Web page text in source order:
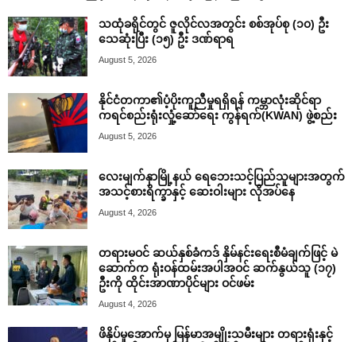
သထုံခရိုင်တွင် ဇူလိုင်လအတွင်း စစ်အုပ်စု (၁၀) ဦး
သေဆုံးပြီး (၁၅) ဦး ဒဏ်ရာရ
August 5, 2026
နိုင်ငံတကာ၏ပံ့ပိုးကူညီမှုရရှိရန် ကမ္ဘာလုံးဆိုင်ရာ
ကရင်စည်းရုံးလှုံ့ဆော်ရေး ကွန်ရက်(KWAN) ဖွဲ့စည်း
August 5, 2026
လေးမျက်နှာမြို့နယ် ရေဘေးသင့်ပြည်သူများအတွက်
အသင့်စားရိက္ခာနှင့် ဆေးဝါးများ လိုအပ်နေ
August 4, 2026
တရားမဝင် ဆယ်နှစ်ခံကဒ် နှိမ်နင်းရေးစီမံချက်ဖြင့် မဲ
ဆောက်က ရုံးဝန်ထမ်းအပါအဝင် ဆက်နွယ်သူ (၁၇)
ဦးကို ထိုင်းအာဏာပိုင်များ ဝင်ဖမ်း
August 4, 2026
ဖိနှိပ်မှုအောက်မှ မြန်မာအမျိုးသမီးများ တရားရုံးနှင့်